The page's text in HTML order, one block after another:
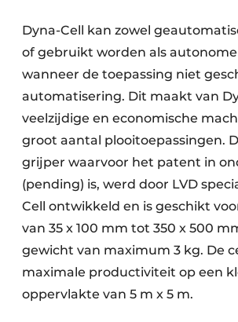
Dyna-Cell kan zowel
of gebruikt worden als
wanneer de toepassing niet
automatisering. Dit maakt van
veelzijdige en economische
groot aantal plooitoepassingen.
grijper waarvoor het patent in
(pending) is, werd door LVD
Cell ontwikkeld en is geschikt
van 35 x 100 mm tot 350 x 500
gewicht van maximum 3 kg. De
maximale productiviteit op een
oppervlakte van 5 m x 5 m.